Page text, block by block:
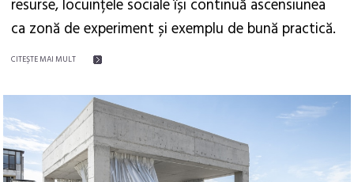
resurse, locuințele sociale își continuă ascensiunea
ca zonă de experiment și exemplu de bună practică.
CITEŞTE MAI MULT